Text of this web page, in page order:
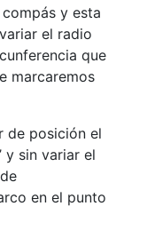
y esta
el radio
que
marcaremos
de posición el
y sin variar el
en el punto